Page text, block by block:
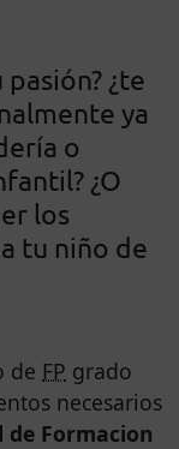
¿te
ya
o
¿O
los
tu niño de
de FP grado
necesarios
Formacion